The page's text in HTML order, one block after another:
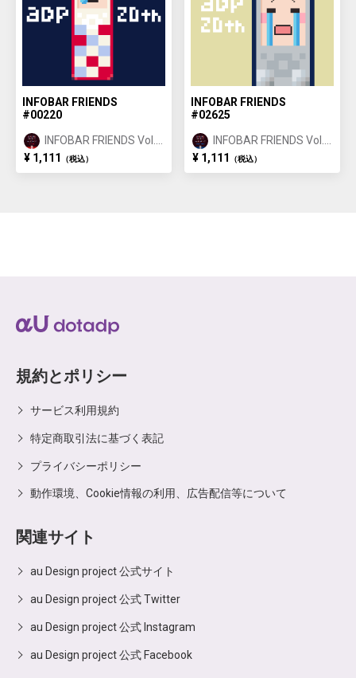
INFOBAR FRIENDS
#00220
INFOBAR FRIENDS Vol.1
NISHIKIGOI ①
¥ 1,111 （税込）
INFOBAR FRIENDS
#02625
INFOBAR FRIENDS Vol.1
BUILDING ②
¥ 1,111 （税込）
規約とポリシー
サービス利用規約
特定商取引法に基づく表記
プライバシーポリシー
動作環境、Cookie情報の利用、広告配信等について
関連サイト
au Design project 公式サイト
au Design project 公式 Twitter
au Design project 公式 Instagram
au Design project 公式 Facebook